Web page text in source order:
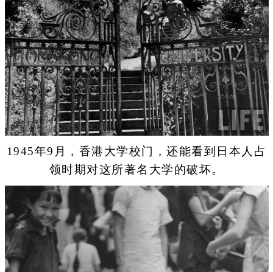
1945年9月，香港大学校门，还能看到日本人占
领时期对这所著名大学的破坏。